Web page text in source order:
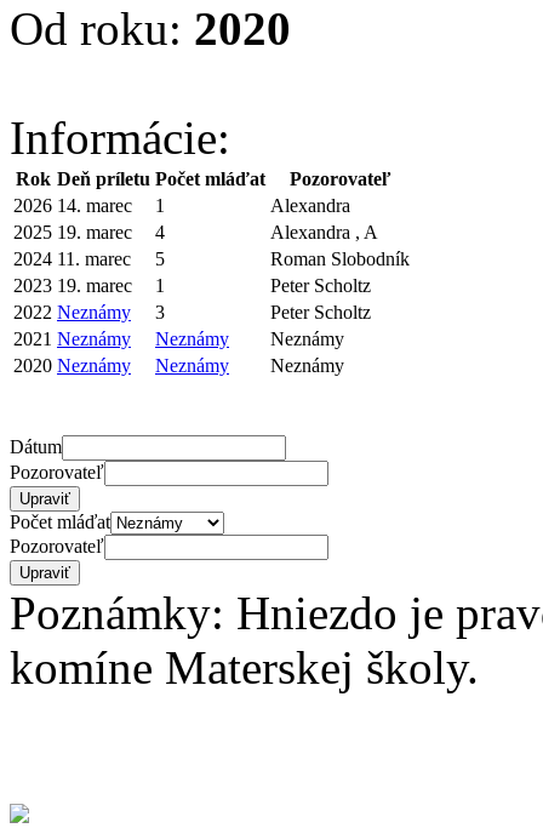
Od roku: 2020
Informácie:
Rok Deň príletu Počet mláďat
Pozorovateľ
2026 14. marec 1
Alexandra
2025 19. marec 4
Alexandra , A
2024 11. marec 5
Roman Slobodník
2023 19. marec 1
Peter Scholtz
2022 Neznámy 3
Peter Scholtz
2021 Neznámy Neznámy
Neznámy
2020 Neznámy Neznámy Neznámy
Dátum
Pozorovateľ
Počet mláďat
Pozorovateľ
Poznámky: Hniezdo je
komíne Materskej školy.